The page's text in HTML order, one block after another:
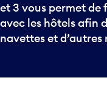
et 3 vous permet
avec les hôtels afin
navettes et